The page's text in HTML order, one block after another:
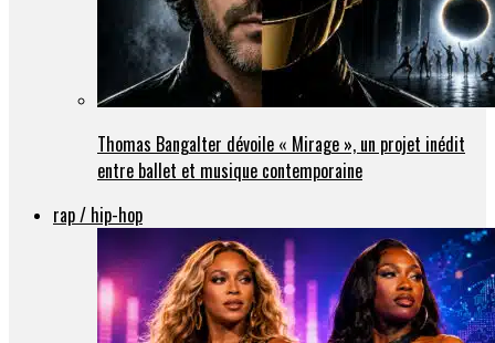
Thomas Bangalter dévoile « Mirage », un projet inédit
entre ballet et musique contemporaine
rap / hip-hop